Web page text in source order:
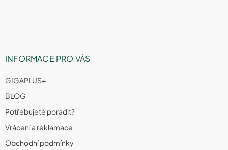
INFORMACE PRO VÁS
GIGAPLUS+
BLOG
Potřebujete poradit?
Vrácení a reklamace
Obchodní podmínky